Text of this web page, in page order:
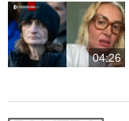
04:26